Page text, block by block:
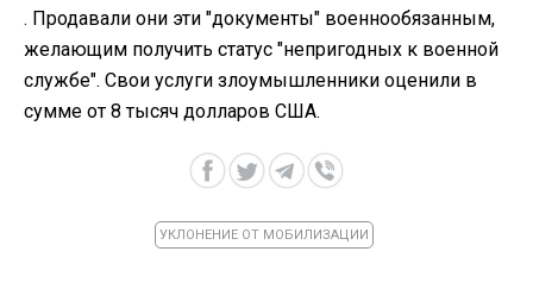
. Продавали они эти "документы" военнообязанным,
желающим получить статус "непригодных к военной
службе". Свои услуги злоумышленники оценили в
сумме от 8 тысяч долларов США.
УКЛОНЕНИЕ ОТ МОБИЛИЗАЦИИ